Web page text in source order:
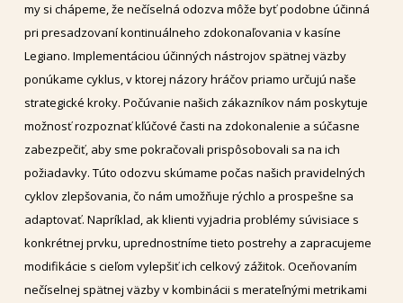
my si chápeme, že nečíselná odozva môže byť podobne účinná
pri presadzovaní kontinuálneho zdokonaľovania v kasíne
Legiano. Implementáciou účinných nástrojov spätnej väzby
ponúkame cyklus, v ktorej názory hráčov priamo určujú naše
strategické kroky. Počúvanie našich zákazníkov nám poskytuje
možnosť rozpoznať kľúčové časti na zdokonalenie a súčasne
zabezpečiť, aby sme pokračovali prispôsobovali sa na ich
požiadavky. Túto odozvu skúmame počas našich pravidelných
cyklov zlepšovania, čo nám umožňuje rýchlo a prospešne sa
adaptovať. Napríklad, ak klienti vyjadria problémy súvisiace s
konkrétnej prvku, uprednostníme tieto postrehy a zapracujeme
modifikácie s cieľom vylepšiť ich celkový zážitok. Oceňovaním
nečíselnej spätnej väzby v kombinácii s merateľnými metrikami